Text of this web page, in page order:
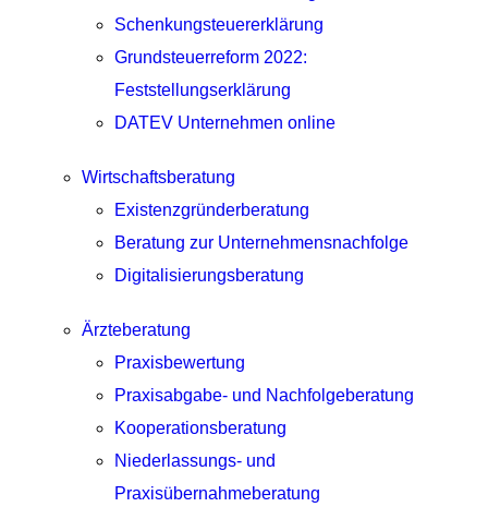
Schenkungsteuererklärung
Grundsteuerreform 2022:
Feststellungserklärung
DATEV Unternehmen online
Wirtschaftsberatung
Existenzgründerberatung
Beratung zur Unternehmensnachfolge
Digitalisierungsberatung
Ärzteberatung
Praxisbewertung
Praxisabgabe- und Nachfolgeberatung
Kooperationsberatung
Niederlassungs- und
Praxisübernahmeberatung